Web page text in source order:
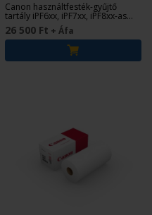
Canon használtfesték-gyűjtő
tartály iPF6xx, iPF7xx, iPF8xx-as
sorozathoz.
26 500 Ft + Áfa